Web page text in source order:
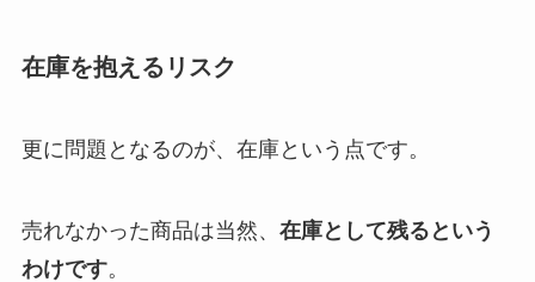
在庫を抱えるリスク
更に問題となるのが、在庫という点です。
売れなかった商品は当然、 在庫として残るという
わけです。